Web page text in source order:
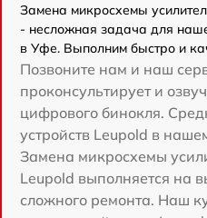
Замена микросхемы
- несложная задача для
в Уфе. Выполним быстро и
Позвоните нам и наш
проконсультирует и
цифрового бинокля.
устройств Leupold в
Замена микросхемы
Leupold выполняется на
сложного ремонта. Наш